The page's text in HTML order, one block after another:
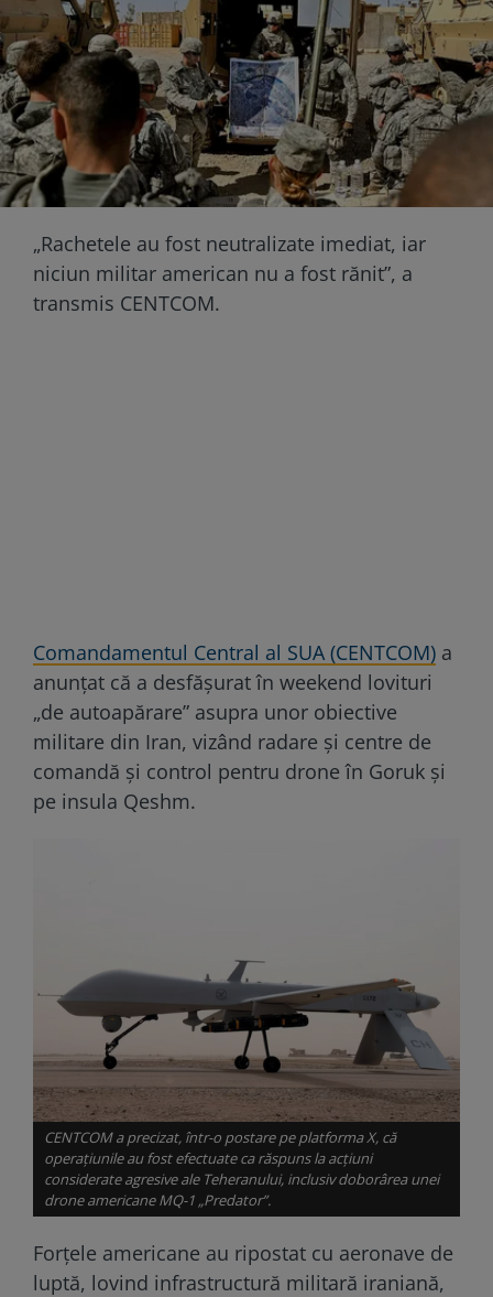
„Rachetele au fost neutralizate imediat, iar
niciun militar american nu a fost rănit”, a
transmis CENTCOM.
Comandamentul Central al SUA (CENTCOM) a
anunțat că a desfășurat în weekend lovituri
„de autoapărare” asupra unor obiective
militare din Iran, vizând radare și centre de
comandă și control pentru drone în Goruk și
pe insula Qeshm.
CENTCOM a precizat, într-o postare pe platforma X, că
operațiunile au fost efectuate ca răspuns la acțiuni
considerate agresive ale Teheranului, inclusiv doborârea unei
drone americane MQ-1 „Predator”.
Forțele americane au ripostat cu aeronave de
luptă, lovind infrastructură militară iraniană,